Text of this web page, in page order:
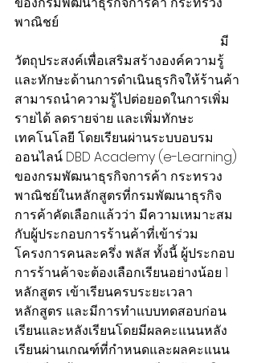
พาณิชย์
มี
วัตถุประสงค์เพื่อเสริมสร้างองค์ความรู้
และทักษะด้านการดำเนินธุรกิจให้ร้านค้า
สามารถนำความรู้ไปต่อยอดในการเพิ่ม
รายได้ ลดรายจ่าย และเพิ่มทักษะ
เทคโนโลยี โดยเรียนผ่านระบบอบรม
ออนไลน์ DBD Academy (e-Learning)
ของกรมพัฒนาธุรกิจการค้า กระทรวง
พาณิชย์ในหลักสูตรที่กรมพัฒนาธุรกิจ
การค้าคัดเลือกแล้วว่า มีความเหมาะสม
กับผู้ประกอบการร้านค้าที่เข้าร่วม
โครงการคนละครึ่ง พลัส ทั้งนี้ ผู้ประกอบ
การร้านค้าจะต้องเลือกเรียนอย่างน้อย 1
หลักสูตร เข้าเรียนครบระยะเวลา
หลักสูตร และมีการทำแบบทดสอบก่อน
เรียนและหลังเรียนโดยมีผลคะแนนหลัง
เรียนผ่านเกณฑ์ที่กำหนดและผลคะแนน